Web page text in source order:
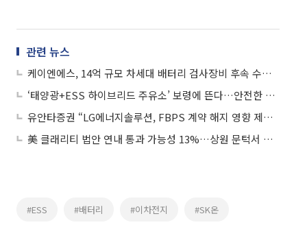
관련 뉴스
케이엔에스, 14억 규모 차세대 배터리 검사장비 후속 수주…"미래 모빌리티 수요 확대 기대"
‘태양광+ESS 하이브리드 주유소’ 보령에 뜬다…안전한 ESS로 샌드박스 통과
유안타증권 “LG에너지솔루션, FBPS 계약 해지 영향 제한적…ESS·46파이 성장 로드맵 유지”
美 클래리티 법안 연내 통과 가능성 13%…상원 문턱서 제동
#ESS #배터리 #이차전지 #SK온